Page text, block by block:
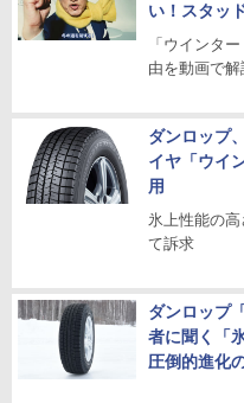
い！スタッ
「ウインタ
由を動画で解
ダンロップ
イヤ「ウイ
用
氷上性能の高
て訴求
ダンロップ
者に聞く「
圧倒的進化